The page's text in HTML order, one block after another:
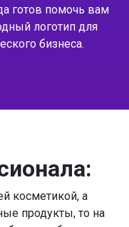
готов помочь вам
логотип для
бизнеса.
косметикой, а
продукты, то на